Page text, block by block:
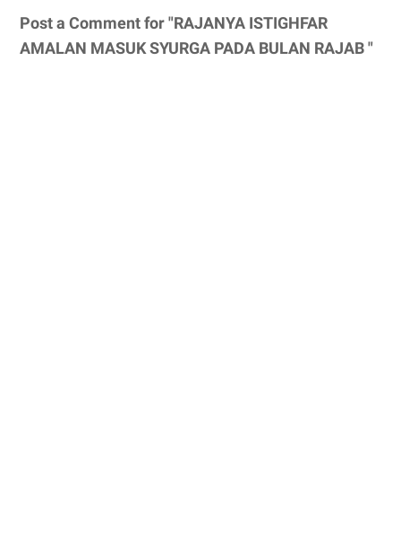
Post a Comment for "RAJANYA ISTIGHFAR
AMALAN MASUK SYURGA PADA BULAN RAJAB "